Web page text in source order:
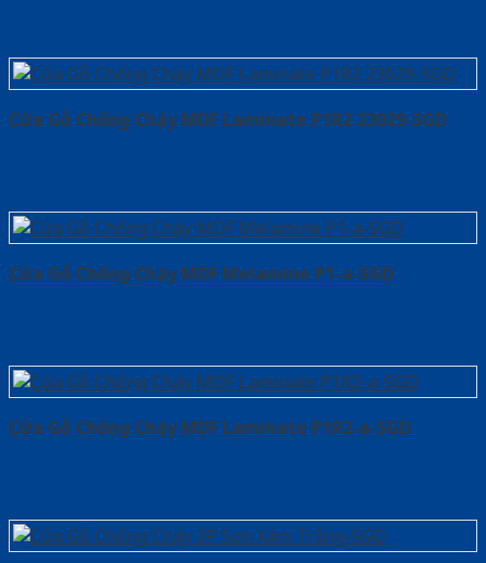
Cửa Gỗ Chống Cháy MDF Laminate P1R2 23029-SGD
Cửa Gỗ Chống Cháy MDF Melamine P1-a-SGD
Cửa Gỗ Chống Cháy MDF Laminate P1R2-a-SGD